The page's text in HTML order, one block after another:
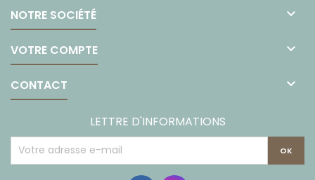
NOTRE SOCIÉTÉ 
VOTRE COMPTE 
CONTACT 
LETTRE D'INFORMATIONS